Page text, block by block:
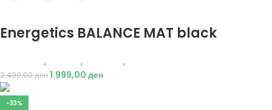
Energetics BALANCE MAT black
, , ,
2.490,00ден1.999,00 ден
-33%